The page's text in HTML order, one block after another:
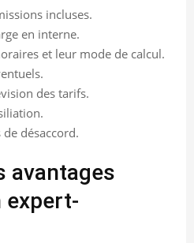
incluses.
en interne.
et leur mode de calcul.
des tarifs.
désaccord.
avantages
expert-